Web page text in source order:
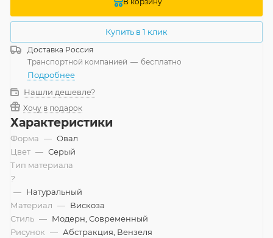
Купить в 1 клик
Доставка Россия
Транспортной компанией — бесплатно
Подробнее
Нашли дешевле?
Хочу в подарок
Характеристики
Форма — Овал
Цвет — Серый
Тип материала
?
— Натуральный
Материал — Вискоза
Стиль — Модерн, Современный
Рисунок — Абстракция, Вензеля